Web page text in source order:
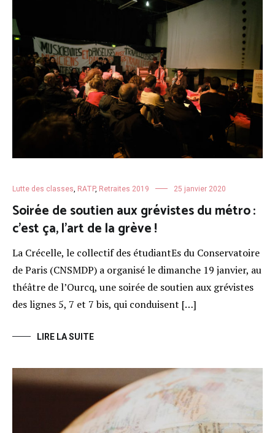
Lutte des classes, RATP, Retraites 2019 25 janvier 2020
Soirée de soutien aux grévistes du métro :
c’est ça, l’art de la grève !
La Crécelle, le collectif des étudiantEs du Conservatoire
de Paris (CNSMDP) a organisé le dimanche 19 janvier, au
théâtre de l’Ourcq, une soirée de soutien aux grévistes
des lignes 5, 7 et 7 bis, qui conduisent […]
LIRE LA SUITE